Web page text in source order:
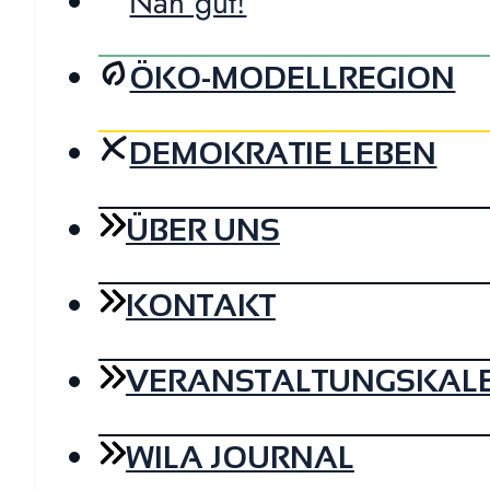
ÖKO-MODELLREGION
DEMOKRATIE LEBEN
ÜBER UNS
KONTAKT
WILA JOURNAL